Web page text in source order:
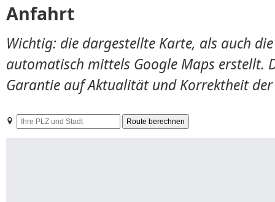
Anfahrt
Wichtig: die dargestellte Karte, als auch
automatisch mittels Google Maps erstellt.
Garantie auf Aktualität und Korrektheit
Ihre
PLZ